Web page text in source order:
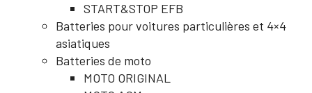
START&STOP EFB
Batteries pour voitures particulières et 4×4
asiatiques
Batteries de moto
MOTO ORIGINAL